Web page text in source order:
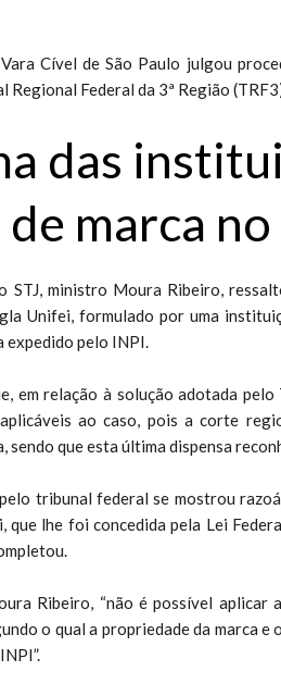
Cível de São Paulo julgou
Regional Federal da 3ª Região
das
marca
ministro Moura Ribeiro,
Unifei, formulado por uma
expedido pelo INPI.
em relação à solução adotada
ao caso, pois a corte
sendo que esta última dispensa
tribunal federal se mostrou
que lhe foi concedida pela Lei
Ribeiro, “não é possível aplicar
o qual a propriedade da marca